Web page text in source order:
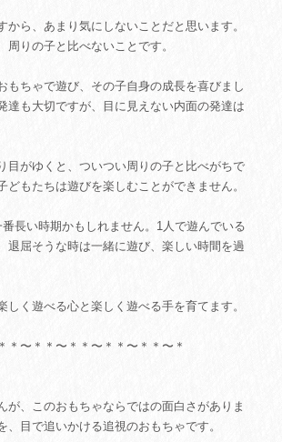
から、あまり気にしないことだと思います。
周りの子と比べないことです。
もちゃで遊び、その子自身の成長を喜びまし
達も大切ですが、目に見えない内面の発達は
目がゆくと、ついつい周りの子と比べがちで
どもたちは遊びを楽しむことができません。
長い時期かもしれません。1人で遊んでいる
退屈そうな時は一緒に遊び、楽しい時間を過
しく遊べる心と楽しく遊べる手を育てます。
＊〜＊＊〜＊＊〜＊＊〜＊＊〜＊
が、このおもちゃならではの面白さがありま
、目で追いかける追視のおもちゃです。